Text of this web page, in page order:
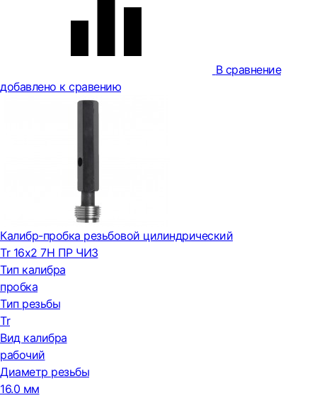
В сравнение
добавлено к сравению
Калибр-пробка резьбовой цилиндрический
Tr 16х2 7H ПР ЧИЗ
Тип калибра
пробка
Тип резьбы
Tr
Вид калибра
рабочий
Диаметр резьбы
16.0 мм